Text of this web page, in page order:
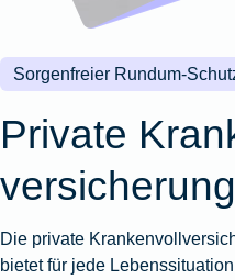
Produktübersicht
Produktübersicht
Zur
Sorgenfreier Rundum-
Private
versicherung
Die private
bietet für jede